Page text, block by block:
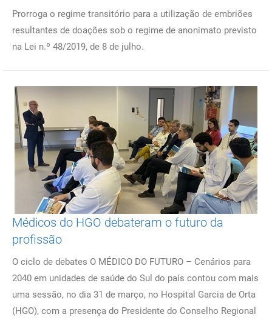
Prorroga o regime transitório para a utilização de embriões
resultantes de doações sob o regime de anonimato previsto
na Lei n.º 48/2019, de 8 de julho.
Médicos do HGO debateram o futuro da
profissão
O ciclo de debates O MÉDICO DO FUTURO – Cenários para
2040 em unidades de saúde do Sul do país contou com mais
uma sessão, no dia 31 de março, no Hospital Garcia de Orta
(HGO), com a presença do Presidente do Conselho Regional